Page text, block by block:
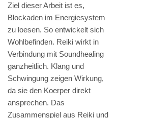
Ziel dieser Arbeit ist es,
Blockaden im Energiesystem
zu loesen. So entwickelt sich
Wohlbefinden. Reiki wirkt in
Verbindung mit Soundhealing
ganzheitlich. Klang und
Schwingung zeigen Wirkung,
da sie den Koerper direkt
ansprechen. Das
Zusammenspiel aus Reiki und